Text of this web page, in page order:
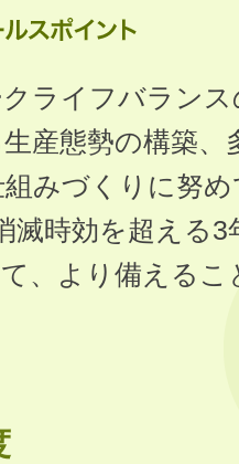
ライフバラン
産態勢の構築
みづくりに努
滅時効を超える
、より備える